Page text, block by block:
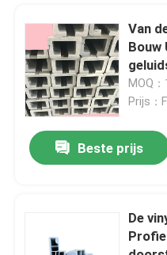
Kwaliteitscontrole
Contacteer ons
Verzoek om een Citaat
UPVC-Vensterprofielen
Van
Bouw
MOQ
Prijs：
Beste prijs
De